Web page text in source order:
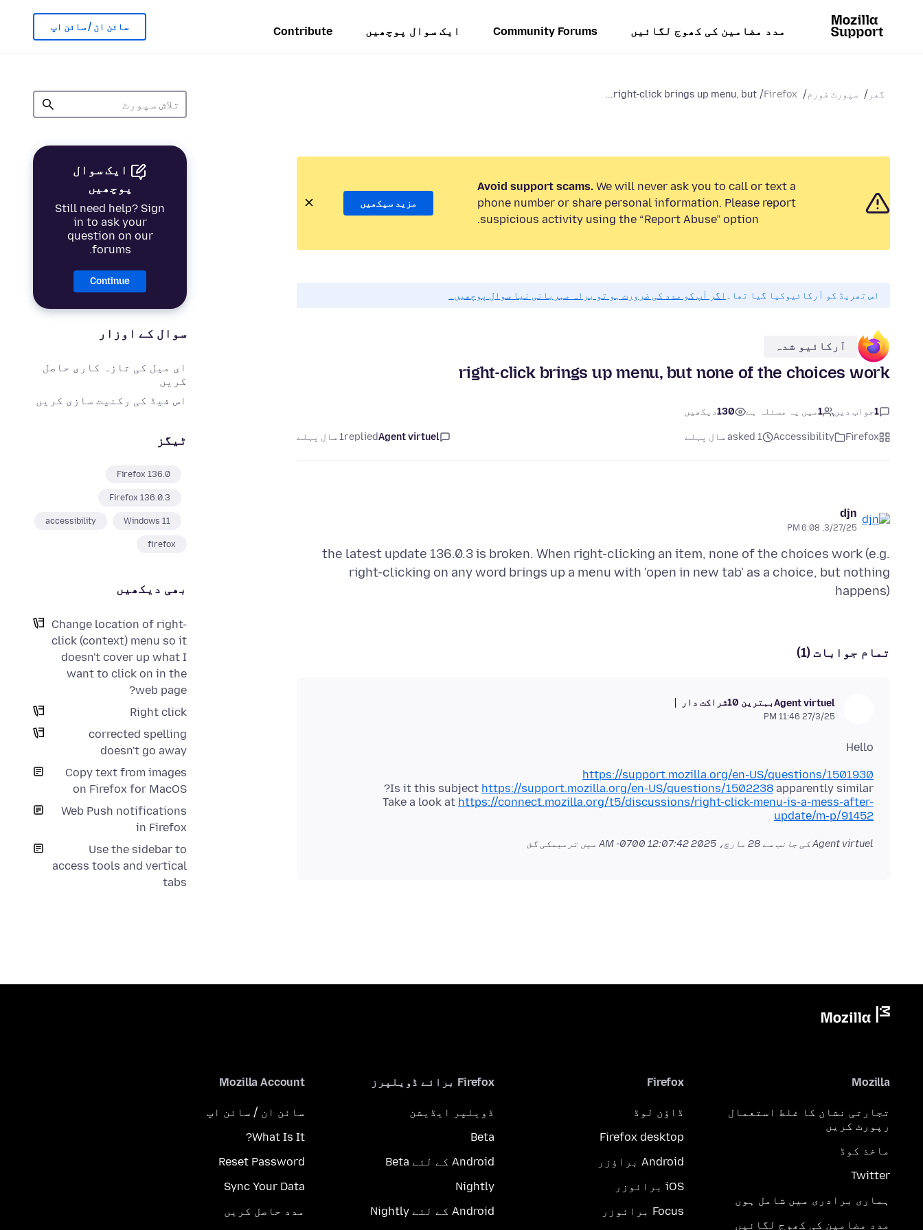
مدد مضامین کی کھوج لگائیں Community Forums ایک سوال پوچھیں Contribute سائن ان / سائن اپ
گھر سپورٹ فورم Firefox
right-click brings up menu, but...
ایک سوال
پوچھیں
Still need help? Sign
in to ask your
question on our
forums.
Continue
سوال کے اوزار
ای میل کی تازہ کاری حاصل
کریں
اس فیڈ کی رکنیت سازی کریں
ٹیگز
Firefox 136.0
Firefox 136.0.3
Windows 11
accessibility
firefox
بھی دیکھیں
Change location of right-
click (context) menu so it
doesn't cover up what I
want to click on in the
web page?
Right click
corrected spelling
doesn't go away
Copy text from images
on Firefox for MacOS
Web Push notifications
in Firefox
Use the sidebar to
access tools and vertical
tabs
Avoid support scams. We will never ask you to call or text a
phone number or share personal information. Please report
suspicious activity using the “Report Abuse” option.
مزید سیکھیں
اس تھریڈ کو آرکائیوکیا گیا تھا۔ اگر آپ کو مدد کی ضرورت ہو تو براہ مہربانی نیا سوال پوچھیں۔
آرکائیو شدہ
right-click brings up menu, but none of the choices work
1جواب دیں 1میں یہ مسئلہ ہے 130دیکھیں
Firefox
Accessibility asked 1 سال پہلے Agent virtuel
replied1 سال پہلے
djn
3/27/25, 6:08 PM
the latest update 136.0.3 is broken. When right-clicking an item, none of the choices work (e.g.
right-clicking on any word brings up a menu with 'open in new tab' as a choice, but nothing
happens)
تمام جوابات (1)
Agent virtuelبہترین 10شراکت دار
27/3/25 11:46 PM
Hello
https://support.mozilla.org/en-US/questions/1501930
Is it this subject https://support.mozilla.org/en-US/questions/1502238
Take a look at https://connect.mozilla.org/t5/discussions/right-click-menu-is-a-mess-after-
update/m-p/91452
Agent virtuel کی جانب سے 28 مارچ، 2025 12:07:42 AM -0700 میں ترمیمکی گئ
Mozilla
تجارتی نشان کا غلط استعمال
رپورٹ کریں
ماخذ کوڈ
Twitter
ہماری برادری میں شامل ہوں
مدد مضامین کی کھوج لگائیں
Firefox
ڈاؤن لوڈ
Firefox desktop
Android براؤزر
iOS برائوزر
Focus برائوزر
Firefox برائے ڈویلپرز
ڈویلپر ایڈیشن
Beta
Android کے لئے Beta
Nightly
Android کے لئے Nightly
Mozilla Account
سائن ان / سائن اپ
What Is It?
Reset Password
Sync Your Data
مدد حاصل کریں